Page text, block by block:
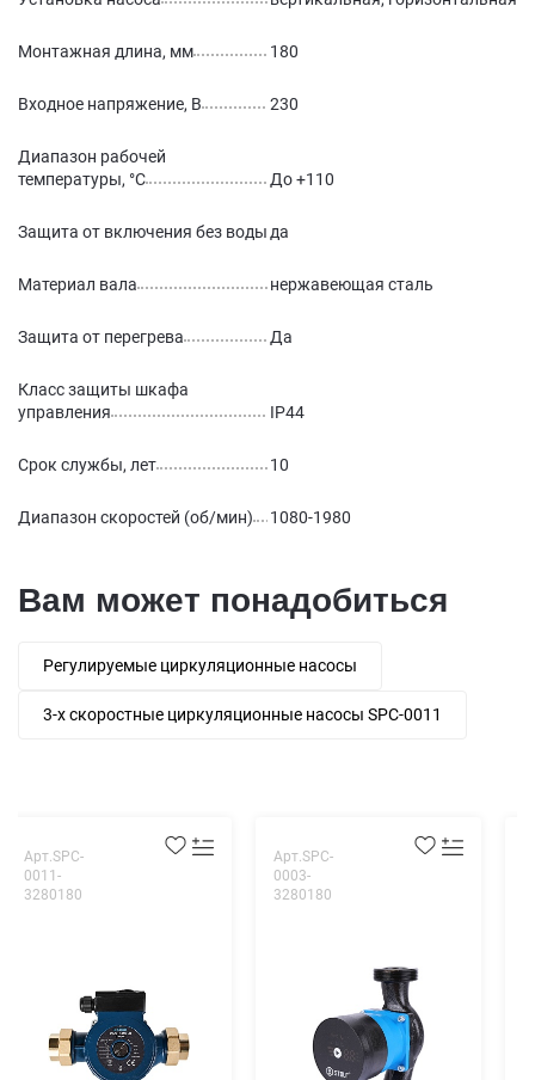
Монтажная длина, мм 180
Входное напряжение, В 230
Диапазон рабочей
температуры, °С
До +110
Защита от включения без воды да
Материал вала нержавеющая сталь
Защита от перегрева Да
Класс защиты шкафа
управления
IP44
Срок службы, лет 10
Диапазон скоростей (об/мин) 1080-1980
Вам может понадобиться
Регулируемые циркуляционные насосы
3-х скоростные циркуляционные насосы SPC-0011
Арт.SPC-
0011-
3280180
Арт.SPC-
0003-
3280180